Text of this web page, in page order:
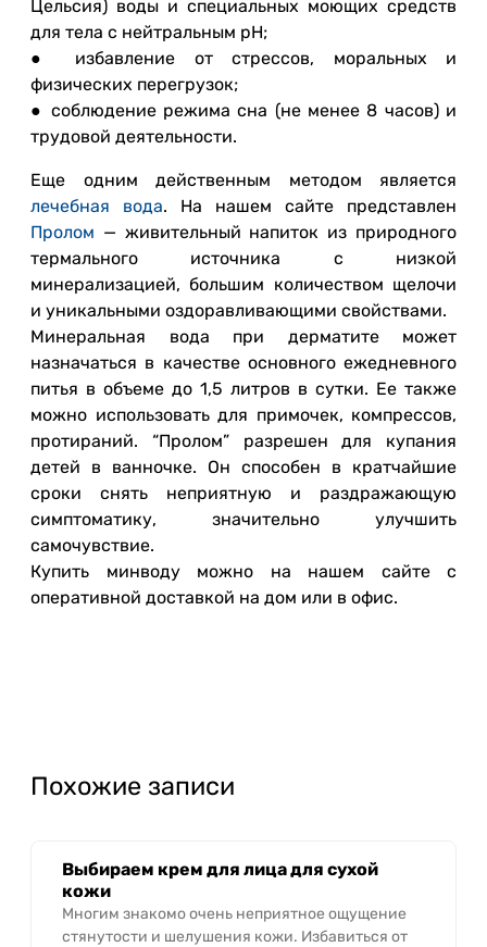
Цельсия) воды и специальных моющих средств
для тела с нейтральным pH;
● избавление от стрессов, моральных и
физических перегрузок;
● соблюдение режима сна (не менее 8 часов) и
трудовой деятельности.
Еще одним действенным методом является
лечебная вода. На нашем сайте представлен
Пролом — живительный напиток из природного
термального источника с низкой
минерализацией, большим количеством щелочи
и уникальными оздоравливающими свойствами.
Минеральная вода при дерматите может
назначаться в качестве основного ежедневного
питья в объеме до 1,5 литров в сутки. Ее также
можно использовать для примочек, компрессов,
протираний. “Пролом” разрешен для купания
детей в ванночке. Он способен в кратчайшие
сроки снять неприятную и раздражающую
симптоматику, значительно улучшить
самочувствие.
Купить минводу можно на нашем сайте с
оперативной доставкой на дом или в офис.
Похожие записи
Выбираем крем для лица для сухой
кожи
Многим знакомо очень неприятное ощущение
стянутости и шелушения кожи. Избавиться от